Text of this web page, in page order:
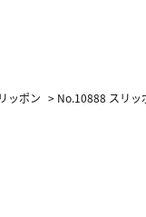
ッポン > No.10888 スリッ